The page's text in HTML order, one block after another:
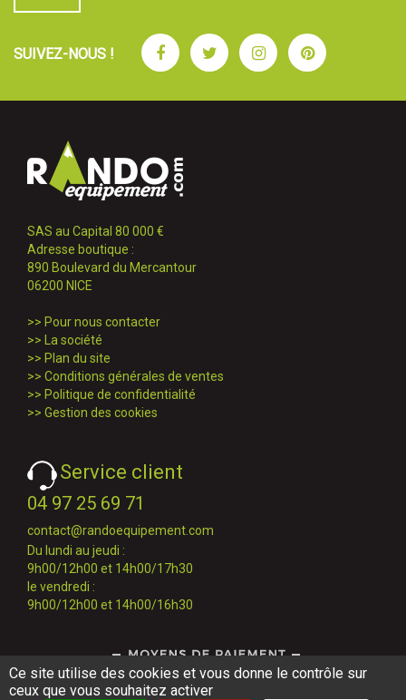
SUIVEZ-NOUS ! FacebookTwitterInstagramPinterest
SAS au Capital 80 000 €
Adresse boutique :
890 Boulevard du Mercantour
06200 NICE
>> Pour nous contacter
>> La société
>> Plan du site
>> Conditions générales de ventes
>> Politique de confidentialité
>> Gestion des cookies
Service client
04 97 25 69 71
contact@randoequipement.com
Du lundi au jeudi :
9h00/12h00 et 14h00/17h30
le vendredi :
9h00/12h00 et 14h00/16h30
Ce site utilise des cookies et vous donne le contrôle sur
ceux que vous souhaitez activer